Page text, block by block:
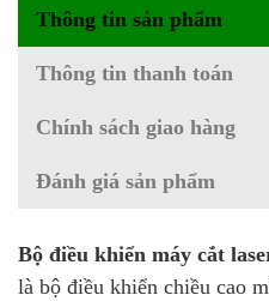
Thông tin sản phẩm
Thông tin thanh toán
Chính sách giao hàng
Đánh giá sản phẩm
Bộ điều khiển máy cắt
là bộ điều khiển chiều cao